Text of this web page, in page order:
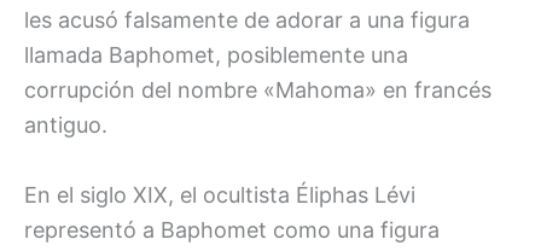
les acusó falsamente de adorar a una figura
llamada Baphomet, posiblemente una
corrupción del nombre «Mahoma» en francés
antiguo.
En el siglo XIX, el ocultista Éliphas Lévi
representó a Baphomet como una figura